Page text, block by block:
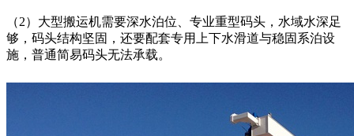
（2）大型搬运机需要深水泊位、专业重型码头，水域水深足
够，码头结构坚固，还要配套专用上下水滑道与稳固系泊设
施，普通简易码头无法承载。